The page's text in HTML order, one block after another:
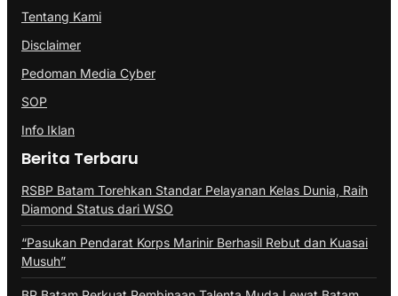
Tentang Kami
Disclaimer
Pedoman Media Cyber
SOP
Info Iklan
Berita Terbaru
RSBP Batam Torehkan Standar Pelayanan Kelas Dunia, Raih
Diamond Status dari WSO
“Pasukan Pendarat Korps Marinir Berhasil Rebut dan Kuasai
Musuh”